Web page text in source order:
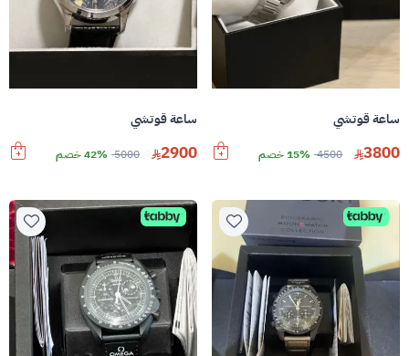
ساعة قوتشي
3800
4500 15% خصم
ساعة قوتشي
2900
5000 42% خصم